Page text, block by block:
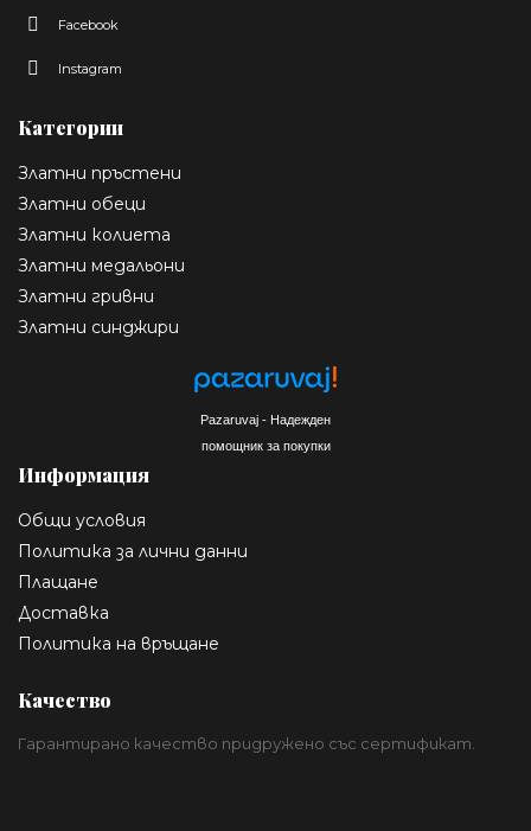
Facebook
Instagram
Категории
Златни пръстени
Златни обеци
Златни колиета
Златни медальони
Златни гривни
Златни синджири
Pazaruvaj - Надежден
помощник за покупки
Информация
Общи условия
Политика за лични данни
Плащане
Доставка
Политика на връщане
Качество
Гарантирано качество придружено със сертификат.